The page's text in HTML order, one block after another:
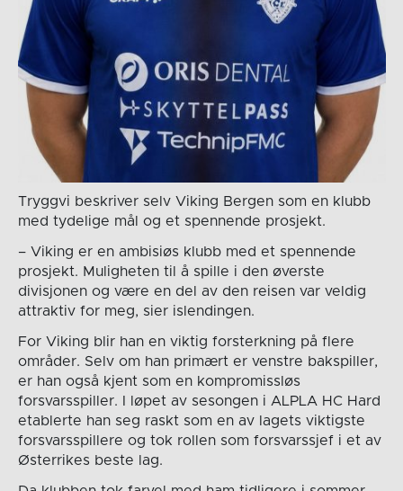
Tryggvi beskriver selv Viking Bergen som en klubb
med tydelige mål og et spennende prosjekt.
– Viking er en ambisiøs klubb med et spennende
prosjekt. Muligheten til å spille i den øverste
divisjonen og være en del av den reisen var veldig
attraktiv for meg, sier islendingen.
For Viking blir han en viktig forsterkning på flere
områder. Selv om han primært er venstre bakspiller,
er han også kjent som en kompromissløs
forsvarsspiller. I løpet av sesongen i ALPLA HC Hard
etablerte han seg raskt som en av lagets viktigste
forsvarsspillere og tok rollen som forsvarssjef i et av
Østerrikes beste lag.